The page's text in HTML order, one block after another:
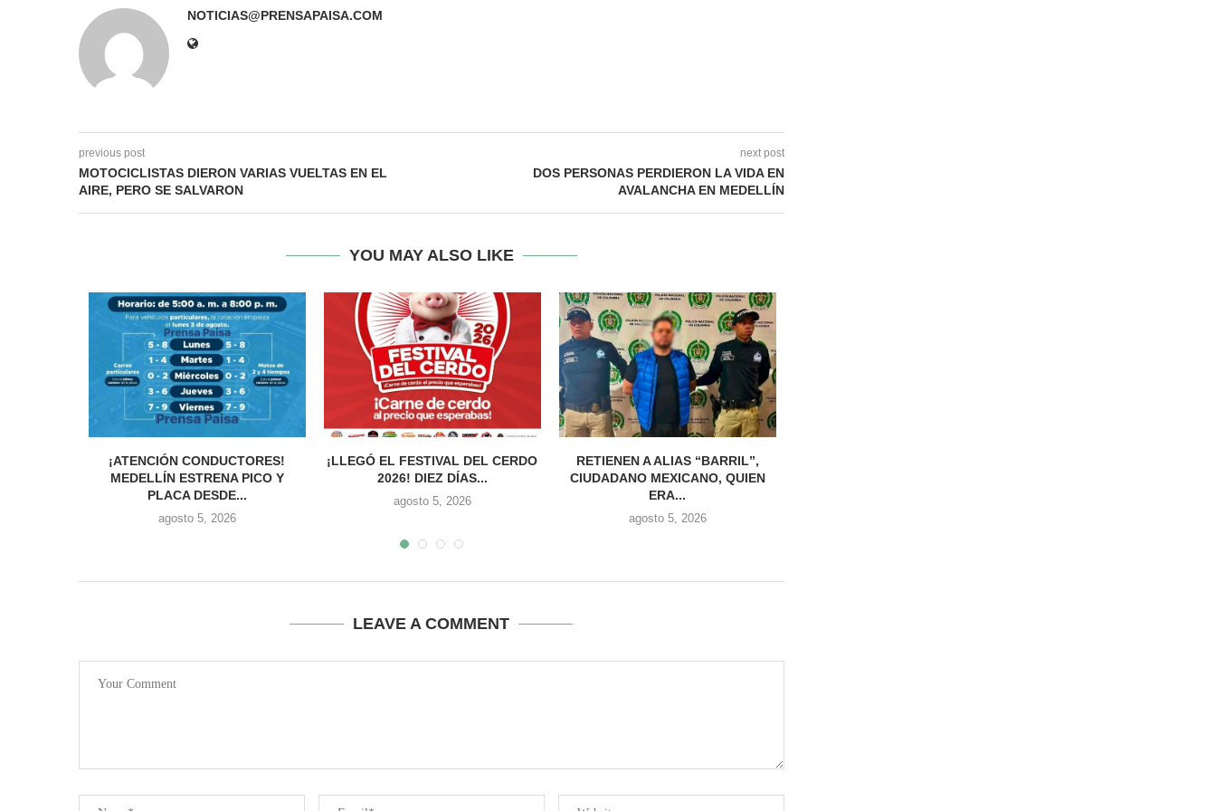
NOTICIAS@PRENSAPAISA.COM
previous post
MOTOCICLISTAS DIERON VARIAS VUELTAS EN EL
AIRE, PERO SE SALVARON
next post
DOS PERSONAS PERDIERON LA VIDA EN
AVALANCHA EN MEDELLÍN
YOU MAY ALSO LIKE
¡ATENCIÓN CONDUCTORES!
MEDELLÍN ESTRENA PICO Y
PLACA DESDE...
agosto 5, 2026
¡LLEGÓ EL FESTIVAL DEL CERDO
2026! DIEZ DÍAS...
agosto 5, 2026
RETIENEN A ALIAS “BARRIL”,
CIUDADANO MEXICANO, QUIEN
ERA...
agosto 5, 2026
LEAVE A COMMENT